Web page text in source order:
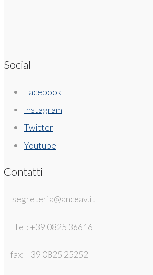
Social
Facebook
Instagram
Twitter
Youtube
Contatti
segreteria@anceav.it
tel: +39 0825 36616
fax: +39 0825 25252